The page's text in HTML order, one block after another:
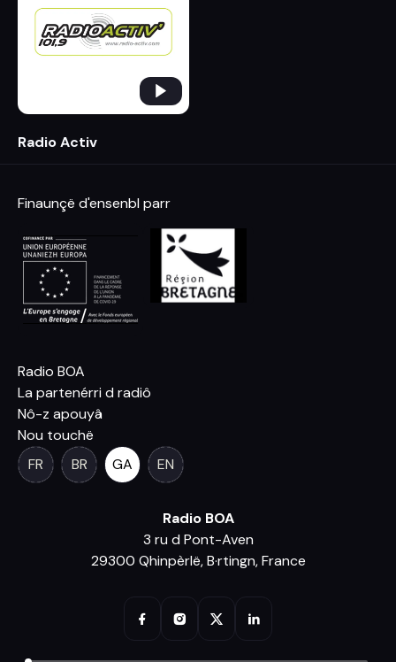
Radio Activ
Finaunçë d'ensenbl parr
Radio BOA
La partenérri d radiô
Nô-z apouyâ
Nou touchë
FR
BR GA EN
Radio BOA
3 ru d Pont-Aven
29300 Qhinpèrlë, B·rtingn, France